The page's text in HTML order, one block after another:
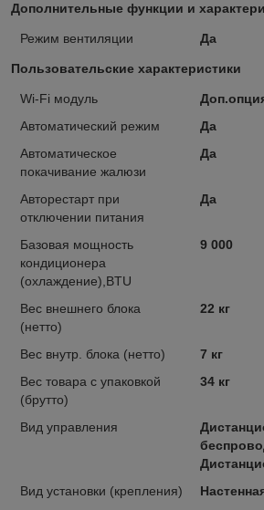
Дополнительные функции и
Режим вентиляции Да
Пользовательские характеристики
Wi-Fi модуль
Автоматический режим
Да
Автоматическое
покачивание жалюзи
Да
Авторестарт при
отключении питания
Да
Базовая мощность
кондиционера
(охлаждение),BTU
9 000
Вес внешнего блока
(нетто)
22 кг
Вес внутр. блока (нетто)
7 кг
Вес товара с упаковкой
(брутто)
34 кг
Вид управления
Вид установки (крепления)